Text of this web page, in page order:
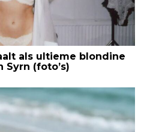
als ultieme blondine
(foto’s)